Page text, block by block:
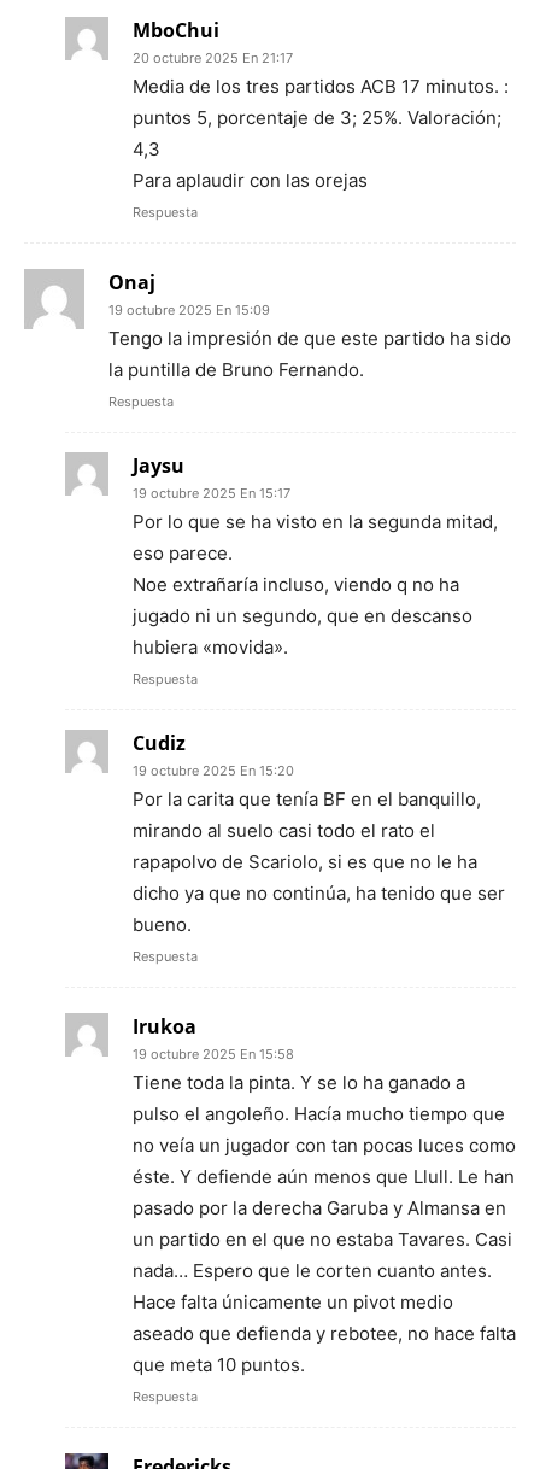
MboChui
20 octubre 2025 En 21:17
Media de los tres partidos ACB 17 minutos. :
puntos 5, porcentaje de 3; 25%. Valoración;
4,3
Para aplaudir con las orejas
Respuesta
Onaj
19 octubre 2025 En 15:09
Tengo la impresión de que este partido ha sido
la puntilla de Bruno Fernando.
Respuesta
Jaysu
19 octubre 2025 En 15:17
Por lo que se ha visto en la segunda mitad,
eso parece.
Noe extrañaría incluso, viendo q no ha
jugado ni un segundo, que en descanso
hubiera «movida».
Respuesta
Cudiz
19 octubre 2025 En 15:20
Por la carita que tenía BF en el banquillo,
mirando al suelo casi todo el rato el
rapapolvo de Scariolo, si es que no le ha
dicho ya que no continúa, ha tenido que ser
bueno.
Respuesta
Irukoa
19 octubre 2025 En 15:58
Tiene toda la pinta. Y se lo ha ganado a
pulso el angoleño. Hacía mucho tiempo que
no veía un jugador con tan pocas luces como
éste. Y defiende aún menos que Llull. Le han
pasado por la derecha Garuba y Almansa en
un partido en el que no estaba Tavares. Casi
nada… Espero que le corten cuanto antes.
Hace falta únicamente un pivot medio
aseado que defienda y rebotee, no hace falta
que meta 10 puntos.
Respuesta